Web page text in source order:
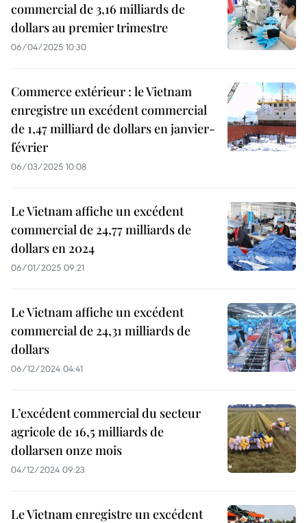
commercial de 3,16 milliards de
dollars au premier trimestre
06/04/2025 10:30
Commerce extérieur : le Vietnam
enregistre un excédent commercial
de 1,47 milliard de dollars en janvier-
février
06/03/2025 10:08
Le Vietnam affiche un excédent
commercial de 24,77 milliards de
dollars en 2024
06/01/2025 09:21
Le Vietnam affiche un excédent
commercial de 24,31 milliards de
dollars
06/12/2024 04:41
L’excédent commercial du secteur
agricole de 16,5 milliards de
dollarsen onze mois
04/12/2024 09:23
Le Vietnam enregistre un excédent